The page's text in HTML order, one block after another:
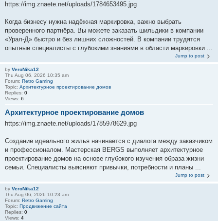
https://img.znaete.net/uploads/1784653495.jpg
Когда бизнесу нужна надёжная маркировка, важно выбрать
проверенного партнёра. Вы можете заказать шильдики в компании
«Урал-Д» быстро и без лишних сложностей. В компании трудятся
опытные специалисты с глубокими знаниями в области маркировки ...
Jump to post
by VeroNika12
Thu Aug 06, 2026 10:35 am
Forum: Retro Gaming
Topic: Aрхитектурное проектирование домов
Replies: 0
Views: 6
Aрхитектурное проектирование домов
https://img.znaete.net/uploads/1785978629.jpg
Создание идеального жилья начинается с диалога между заказчиком
и профессионалом. Мастерская BERGS выполняет архитектурное
проектирование домов на основе глубокого изучения образа жизни
семьи. Специалисты выясняют привычки, потребности и планы ...
Jump to post
by VeroNika12
Thu Aug 06, 2026 10:23 am
Forum: Retro Gaming
Topic: Продвижение сайта
Replies: 0
Views: 4